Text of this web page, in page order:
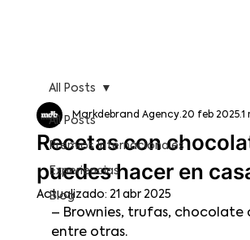
All Posts
Premios Internacionales
Experiencias
Blog
All Posts
Recetas con
puedes hacer en
Markdebrand Agency 20 feb 2025 1
Actualizado: 21 abr 2025
– Brownies, trufas, chocolate
entre otras.